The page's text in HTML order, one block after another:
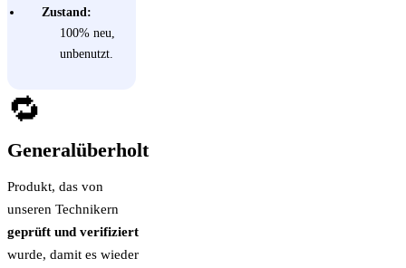
Zustand:
100% neu,
unbenutzt.
🔁
Generalüberholt
Produkt, das von
unseren Technikern
geprüft und verifiziert
wurde, damit es wieder